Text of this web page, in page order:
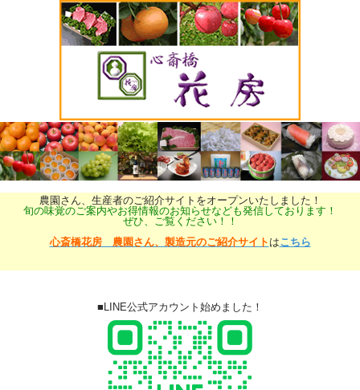
農園さん、生産者のご紹介サイトをオープンいたしました！
旬の味覚のご案内やお得情報のお知らせなども発信しております！
ぜひ、ご覧ください！！
心斎橋花房 農園さん、製造元のご紹介サイト はこちら
■LINE公式アカウント始めました！